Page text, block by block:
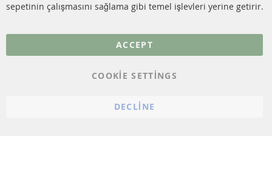
Daha fazla link
Veri koruma
Genel Çalışma Koşulları
sepetinin çalışmasını sağlama gibi temel işlevleri yerine getirir.
ACCEPT
COOKIE SETTINGS
DECLINE